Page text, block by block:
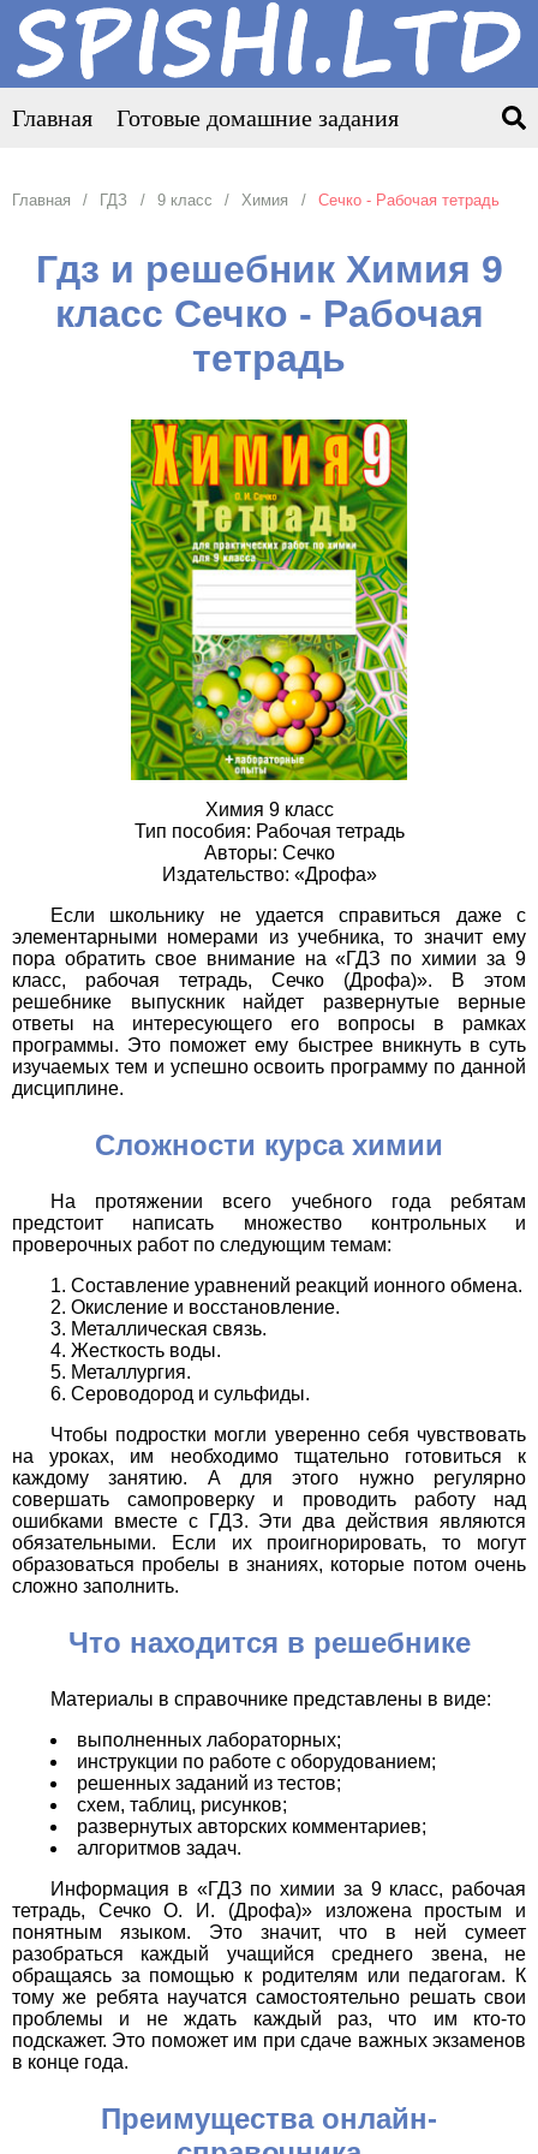
Главная Готовые домашние задания
Главная ГДЗ 9 класс Химия Сечко - Рабочая тетрадь
Гдз и решебник Химия 9
класс Сечко - Рабочая
тетрадь
Химия 9 класс
Тип пособия: Рабочая тетрадь
Авторы: Сечко
Издательство: «Дрофа»
Если школьнику не удается справиться даже с
элементарными номерами из учебника, то значит ему
пора обратить свое внимание на «ГДЗ по химии за 9
класс, рабочая тетрадь, Сечко (Дрофа)». В этом
решебнике выпускник найдет развернутые верные
ответы на интересующего его вопросы в рамках
программы. Это поможет ему быстрее вникнуть в суть
изучаемых тем и успешно освоить программу по данной
дисциплине.
Сложности курса химии
На протяжении всего учебного года ребятам
предстоит написать множество контрольных и
проверочных работ по следующим темам:
Составление уравнений реакций ионного обмена.
Окисление и восстановление.
Металлическая связь.
Жесткость воды.
Металлургия.
Сероводород и сульфиды.
Чтобы подростки могли уверенно себя чувствовать
на уроках, им необходимо тщательно готовиться к
каждому занятию. А для этого нужно регулярно
совершать самопроверку и проводить работу над
ошибками вместе с ГДЗ. Эти два действия являются
обязательными. Если их проигнорировать, то могут
образоваться пробелы в знаниях, которые потом очень
сложно заполнить.
Что находится в решебнике
Материалы в справочнике представлены в виде:
выполненных лабораторных;
инструкции по работе с оборудованием;
решенных заданий из тестов;
схем, таблиц, рисунков;
развернутых авторских комментариев;
алгоритмов задач.
Информация в «ГДЗ по химии за 9 класс, рабочая
тетрадь, Сечко О. И. (Дрофа)» изложена простым и
понятным языком. Это значит, что в ней сумеет
разобраться каждый учащийся среднего звена, не
обращаясь за помощью к родителям или педагогам. К
тому же ребята научатся самостоятельно решать свои
проблемы и не ждать каждый раз, что им кто-то
подскажет. Это поможет им при сдаче важных экзаменов
в конце года.
Преимущества онлайн-